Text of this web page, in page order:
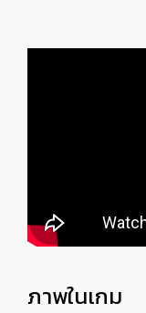
ภาพในเกม